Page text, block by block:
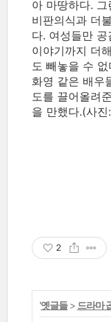
아 마땅하다.
비판의식과 더
다. 여성들만
이야기까지 더
도 빼놓을 수
화영 같은 배우
도를 끌어올려
을 만했다.(사
2
'옛글들> 드라마